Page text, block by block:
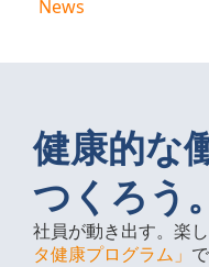
News
健康的な
つくろう。
社員が動き出す。楽
タ健康プログラム」 で